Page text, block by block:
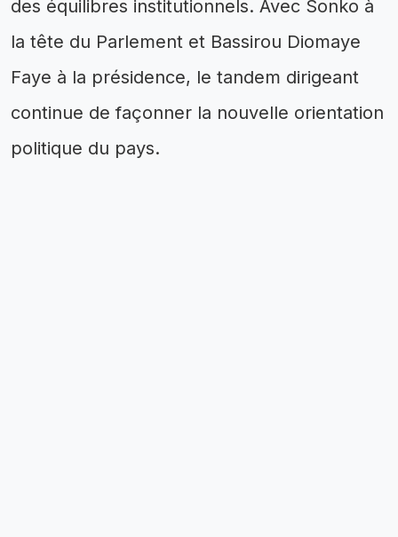
des équilibres institutionnels. Avec Sonko à
la tête du Parlement et Bassirou Diomaye
Faye à la présidence, le tandem dirigeant
continue de façonner la nouvelle orientation
politique du pays.